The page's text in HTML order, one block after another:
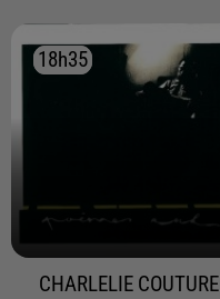
18h35
18h35
CHARLELIE COUTURE